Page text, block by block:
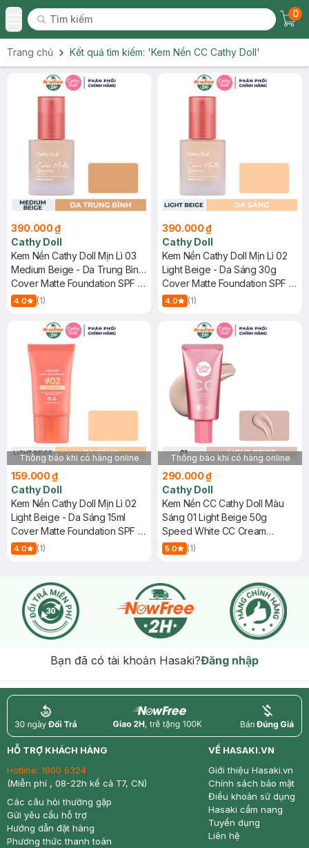
Toggle Menu
Tìm kiếm
Tìm kiếm
0
Trang chủ Kết quả tìm kiếm: 'Kem Nền CC Cathy Doll'
390.000 ₫
Cathy Doll
Kem Nền Cathy Doll Mịn Lì 03
Medium Beige - Da Trung Bình
30g
Cover Matte Foundation SPF 15
PA +++
4.0 (1)
390.000 ₫
Cathy Doll
Kem Nền Cathy Doll Mịn Lì 02
Light Beige - Da Sáng 30g
Cover Matte Foundation SPF 15
PA +++
4.0 (1)
Thông báo khi có hàng online
159.000 ₫
Cathy Doll
Kem Nền Cathy Doll Mịn Lì 02
Light Beige - Da Sáng 15ml
Cover Matte Foundation SPF 15
PA +++
4.0 (1)
Thông báo khi có hàng online
290.000 ₫
Cathy Doll
Kem Nền CC Cathy Doll Màu
Sáng 01 Light Beige 50g
Speed White CC Cream
SPF50/PA+++
5.0 (1)
Bạn đã có tài khoản Hasaki?Đăng nhập
return nowfree price
HỖ TRỢ KHÁCH HÀNG
Hotline: 1800 6324
(Miễn phí , 08-22h kể cả T7, CN)
Các câu hỏi thường gặp
Gửi yêu cầu hỗ trợ
Hướng dẫn đặt hàng
Phương thức thanh toán
VỀ HASAKI.VN
Giới thiệu Hasaki.vn
Chính sách bảo mật
Điều khoản sử dụng
Hasaki cẩm nang
Tuyển dụng
Liên hệ